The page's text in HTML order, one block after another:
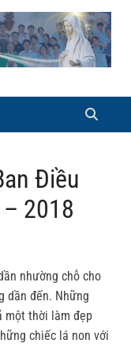
Điều
2018
nhường chỗ cho
dần đến. Những
một thời làm đẹp
chiếc lá non với